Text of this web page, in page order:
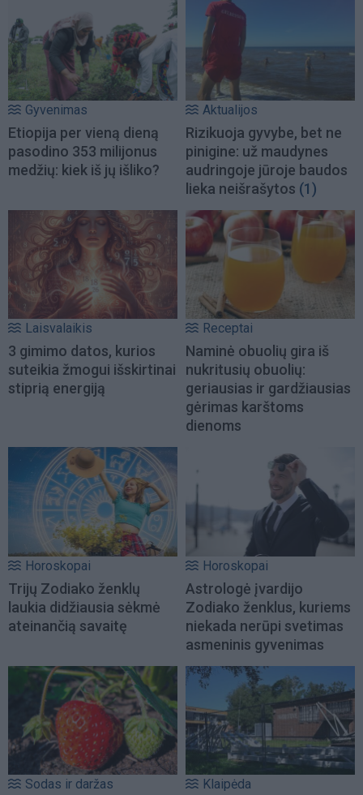
Gyvenimas
Etiopija per vieną dieną
pasodino 353 milijonus
medžių: kiek iš jų išliko?
Aktualijos
Rizikuoja gyvybe, bet ne
pinigine: už maudynes
audringoje jūroje baudos
lieka neišrašytos (1)
Laisvalaikis
3 gimimo datos, kurios
suteikia žmogui išskirtinai
stiprią energiją
Receptai
Naminė obuolių gira iš
nukritusių obuolių:
geriausias ir gardžiausias
gėrimas karštoms
dienoms
Horoskopai
Trijų Zodiako ženklų
laukia didžiausia sėkmė
ateinančią savaitę
Horoskopai
Astrologė įvardijo
Zodiako ženklus, kuriems
niekada nerūpi svetimas
asmeninis gyvenimas
Sodas ir daržas Klaipėda